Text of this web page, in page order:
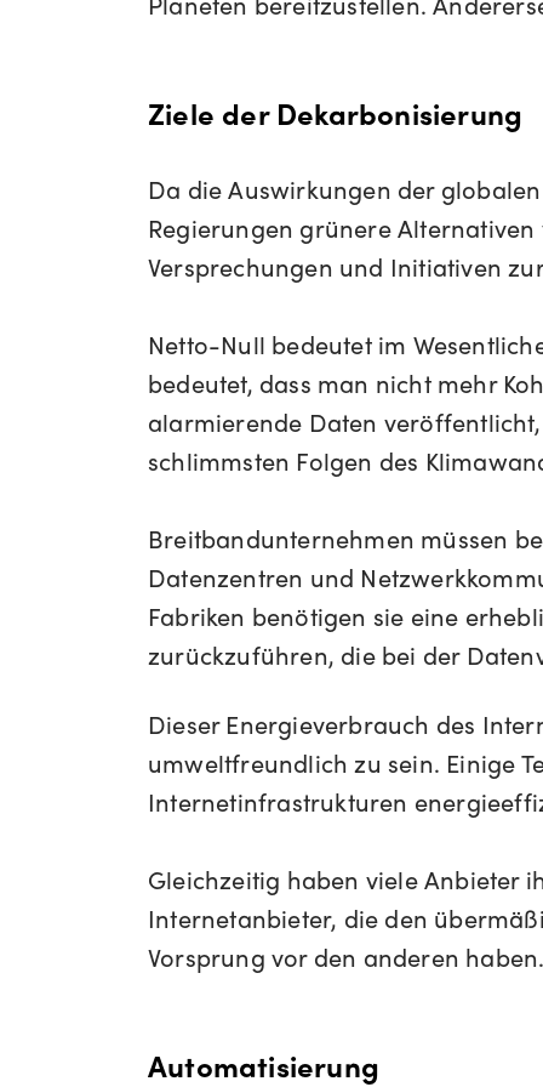
Ziele der Dekarbonisierung
Da die Auswirkungen der
Regierungen grünere
Versprechungen und Initiativen
Netto-Null bedeutet im
bedeutet, dass man nicht mehr
alarmierende Daten
schlimmsten Folgen des
Breitbandunternehmen müssen
Datenzentren und
Fabriken benötigen sie eine
zurückzuführen, die bei der
Dieser Energieverbrauch des
umweltfreundlich zu sein. Einige
Internetinfrastrukturen
Gleichzeitig haben viele Anbieter
Internetanbieter, die den
Vorsprung vor den anderen
Automatisierung